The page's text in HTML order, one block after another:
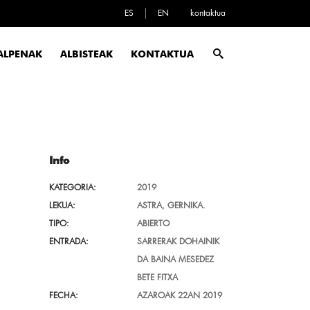
ES EN kontaktua
ALBISTEAK KONTAKTUA
Info
KATEGORIA:
2019
LEKUA:
ASTRA, GERNIKA.
TIPO:
ABIERTO
ENTRADA:
SARRERAK DOHAINIK
DA BAINA MESEDEZ
BETE FITXA
FECHA:
AZAROAK 22AN 2019